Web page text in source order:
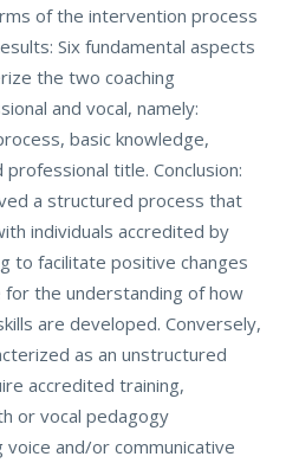
of the intervention process
Six fundamental aspects
the two coaching
and vocal, namely:
basic knowledge,
title. Conclusion:
a structured process that
individuals accredited by
to facilitate positive changes
for the understanding of how
are developed. Conversely,
as an unstructured
accredited training,
or vocal pedagogy
and/or communicative